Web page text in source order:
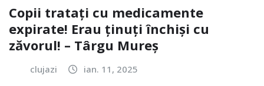
Copii tratați cu medicamente
expirate! Erau ținuți închiși cu
zăvorul! – Târgu Mureș
clujazi ian. 11, 2025